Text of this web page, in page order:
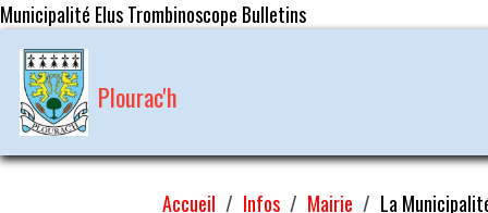
Municipalité Elus Trombinoscope Bulletins
Plourac'h
Accueil Infos Mairie La